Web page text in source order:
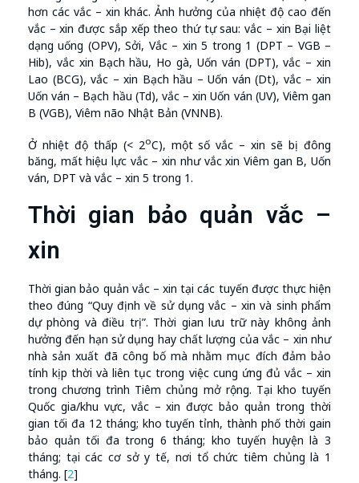
hơn các vắc – xin khác. Ảnh hưởng của nhiệt độ cao đến
vắc – xin được sắp xếp theo thứ tự sau: vắc – xin Bại liệt
dạng uống (OPV), Sởi, Vắc – xin 5 trong 1 (DPT – VGB –
Hib), vắc xin Bạch hầu, Ho gà, Uốn ván (DPT), vắc – xin
Lao (BCG), vắc – xin Bạch hầu – Uốn ván (Dt), vắc – xin
Uốn ván – Bạch hầu (Td), vắc – xin Uốn ván (UV), Viêm gan
B (VGB), Viêm não Nhật Bản (VNNB).
Ở nhiệt độ thấp (< 2oC), một số vắc – xin sẽ bị đông
băng, mất hiệu lực vắc – xin như vắc xin Viêm gan B, Uốn
ván, DPT và vắc – xin 5 trong 1.
Thời gian bảo quản vắc –
xin
Thời gian bảo quản vắc – xin tại các tuyến được thực hiện
theo đúng “Quy định về sử dụng vắc – xin và sinh phẩm
dự phòng và điều trị”. Thời gian lưu trữ này không ảnh
hưởng đến hạn sử dụng hay chất lượng của vắc – xin như
nhà sản xuất đã công bố mà nhằm mục đích đảm bảo
tính kịp thời và liên tục trong việc cung ứng đủ vắc – xin
trong chương trình Tiêm chủng mở rộng. Tại kho tuyến
Quốc gia/khu vực, vắc – xin được bảo quản trong thời
gian tối đa 12 tháng; kho tuyến tỉnh, thành phố thời gain
bảo quản tối đa trong 6 tháng; kho tuyến huyện là 3
tháng; tại các cơ sở y tế, nơi tổ chức tiêm chủng là 1
tháng. [2]